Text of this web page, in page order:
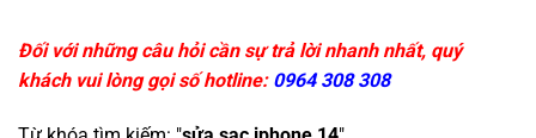
Đối với những câu hỏi cần sự trả lời nhanh nhất, quý
khách vui lòng gọi số hotline: 0964 308 308